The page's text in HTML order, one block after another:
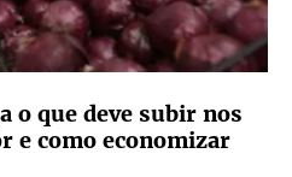
o que deve subir nos
e como economizar